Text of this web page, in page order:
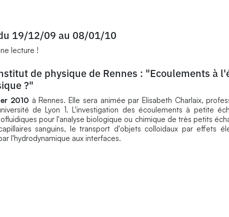
19/12/09 au 08/01/10
lecture !
de physique de Rennes : "Ecoulements à
?"
2010 à Rennes. Elle sera animée par Elisabeth Charlaix,
de Lyon 1. L'investigation des écoulements à petite
pour l'analyse biologique ou chimique de très petits
sanguins, le transport d'objets colloïdaux par effets
l'hydrodynamique aux interfaces.